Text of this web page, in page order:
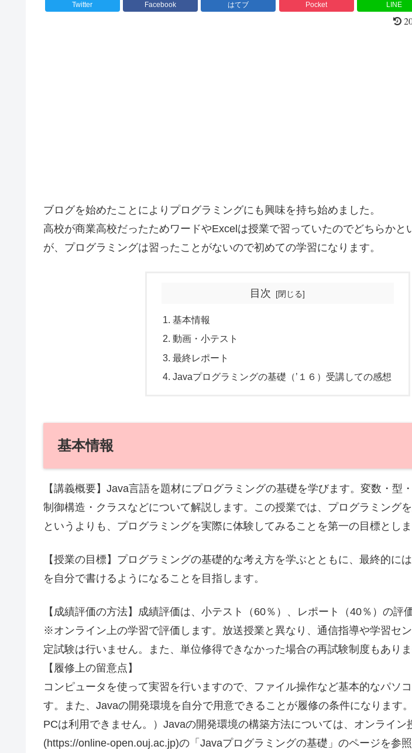
Twitter Facebook はてブ Pocket LINE
ブログを始めたことによりプログラミングにも興味を持ち始めました。
高校が商業高校だったためワードやExcelは授業で習っていたのでどちらかと
が、プログラミングは習ったことがないので初めての学習になります。
目次
基本情報
動画・小テスト
最終レポート
Javaプログラミングの基礎（’１６）受講しての感想
基本情報
【講義概要】Java言語を題材にプログラミングの基礎を学びます。変数・型
制御構造・クラスなどについて解説します。この授業では、プログラミング
というよりも、プログラミングを実際に体験してみることを第一の目標としま
【授業の目標】プログラミングの基礎的な考え方を学ぶとともに、最終的に
を自分で書けるようになることを目指します。
【成績評価の方法】成績評価は、小テスト（60％）、レポート（40％）の評
※オンライン上の学習で評価します。放送授業と異なり、通信指導や学習セ
定試験は行いません。また、単位修得できなかった場合の再試験制度もありま
【履修上の留意点】
コンピュータを使って実習を行いますので、ファイル操作など基本的なパソ
す。また、Javaの開発環境を自分で用意できることが履修の条件になります
PCは利用できません。）Javaの開発環境の構築方法については、オンライン
(https://online-open.ouj.ac.jp)の「Javaプログラミングの基礎」のページを参照